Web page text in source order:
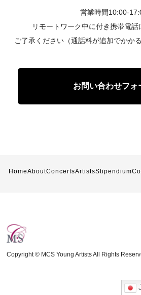
営業時間10:00-
リモートワーク中に付き携帯電話
ご了承ください（通話料が追加でかか
お問い合わせフォ
HomeAboutConcertsArtistsStipendium
Copyright © MCS Young Artists All Rights